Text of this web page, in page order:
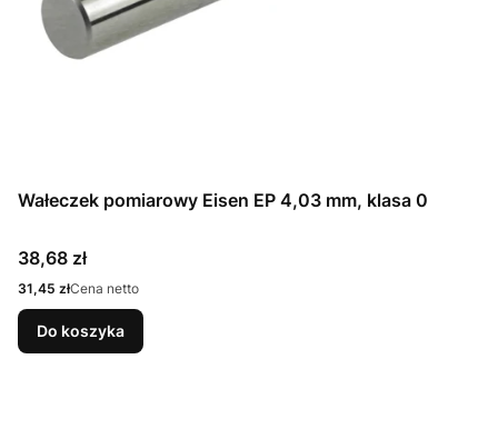
Wałeczek pomiarowy Eisen EP 4,03 mm, klasa 0
Cena
38,68 zł
Cena
31,45 złCena netto
Do koszyka